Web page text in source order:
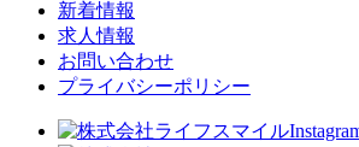
新着情報
求人情報
お問い合わせ
プライバシーポリシー